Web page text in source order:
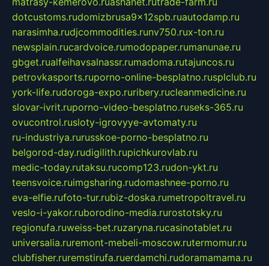
dotcustoms.rudomizbrusa9x12spb.ruautodamp.ru
narasimha.rudjcommodities.runv750.rux-ton.ru
newsplain.rucardvoice.rumodopaper.rumanunae.ru
gbget.rualfeihavsalnassr.rumadoma.rutajuncos.ru
petrovkasports.ruporno-online-besplatno.rusplclub.ru
york-life.rudoroga-expo.ruribery.rucleanmedicine.ru
slovar-ivrit.ruporno-video-besplatno.ruseks-365.ru
ovucontrol.rusloty-igrovyye-avtomaty.ru
ru-industriya.rurusskoe-porno-besplatno.ru
belgorod-day.rudigilith.rupichkurovlab.ru
medic-today.rutaksu.rucomp123.rudon-ykt.ru
teensvoice.ruimgsharing.rudomashnee-porno.ru
eva-elfie.rufoto-tur.rubiz-doska.rumetropoltravel.ru
veslo-i-yakor.ruborodino-media.rurostotsky.ru
regionufa.ruweiss-bet.ruzaryna.rucasinotablet.ru
universalia.ruremont-mebeli-moscow.rutermomur.ru
clubfisher.ruremstirufa.ruerdamchi.rudoramamama.ru